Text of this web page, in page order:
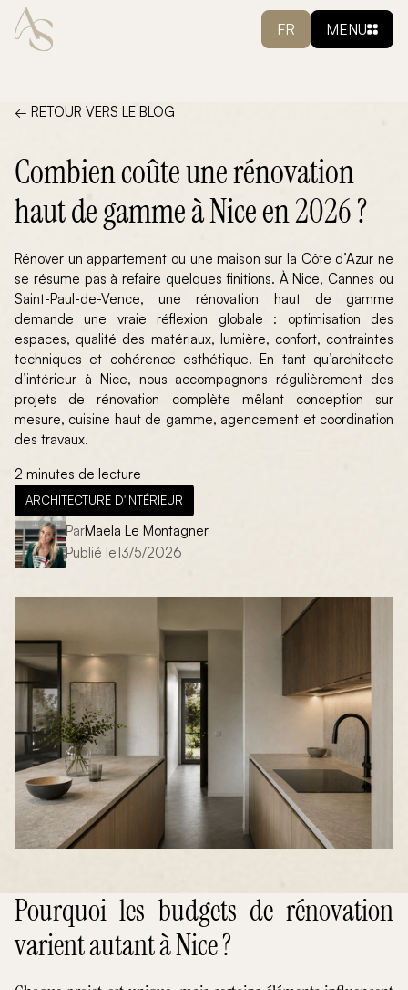
FR MENU
← RETOUR VERS LE BLOG
Combien coûte une rénovation
haut de gamme à Nice en 2026 ?
Rénover un appartement ou une maison sur la Côte d’Azur ne
se résume pas à refaire quelques finitions. À Nice, Cannes ou
Saint-Paul-de-Vence, une rénovation haut de gamme
demande une vraie réflexion globale : optimisation des
espaces, qualité des matériaux, lumière, confort, contraintes
techniques et cohérence esthétique. En tant qu’architecte
d’intérieur à Nice, nous accompagnons régulièrement des
projets de rénovation complète mêlant conception sur
mesure, cuisine haut de gamme, agencement et coordination
des travaux.
ParMaëla Le Montagner
Publié le13/5/2026
2 minutes de lecture
ARCHITECTURE D'INTÉRIEUR
Pourquoi les budgets de rénovation
varient autant à Nice ?